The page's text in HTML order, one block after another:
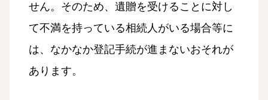
せん。そのため、遺贈を受けることに対し
て不満を持っている相続人がいる場合等に
は、なかなか登記手続が進まないおそれが
あります。